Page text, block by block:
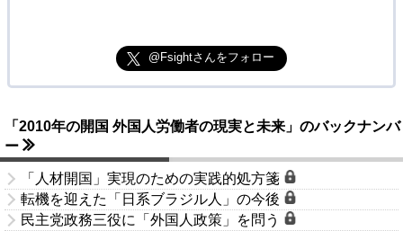
@Fsightさんをフォロー
「2010年の開国 外国人労働者の現実と未来」のバックナンバ
ー
「人材開国」実現のための実践的処方箋
転機を迎えた「日系ブラジル人」の今後
民主党政務三役に「外国人政策」を問う